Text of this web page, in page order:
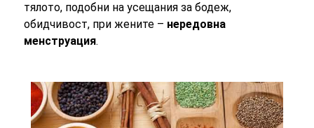
тялото, подобни на усещания за бодеж,
обидчивост, при жените – нередовна
менструация.